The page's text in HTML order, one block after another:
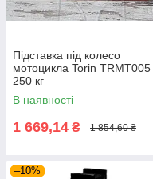
Підставка під колесо
мотоцикла Torin TRMT005
250 кг
В наявності
1 669,14 ₴ 1 854,60 ₴
–10%